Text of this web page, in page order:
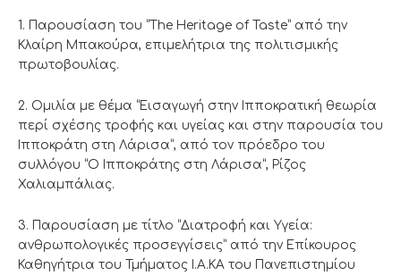
1. Παρουσίαση του “The Heritage of Taste” από την
Κλαίρη Μπακούρα, επιμελήτρια της πολιτισμικής
πρωτοβουλίας.
2. Ομιλία με θέμα “Εισαγωγή στην Ιπποκρατική θεωρία
περί σχέσης τροφής και υγείας και στην παρουσία του
Ιπποκράτη στη Λάρισα”, από τον πρόεδρο του
συλλόγου “Ο Ιπποκράτης στη Λάρισα”, Ρίζος
Χαλιαμπάλιας.
3. Παρουσίαση με τίτλο “Διατροφή και Υγεία:
ανθρωπολογικές προσεγγίσεις” από την Επίκουρος
Καθηγήτρια του Τμήματος Ι.Α.ΚΑ του Πανεπιστημίου